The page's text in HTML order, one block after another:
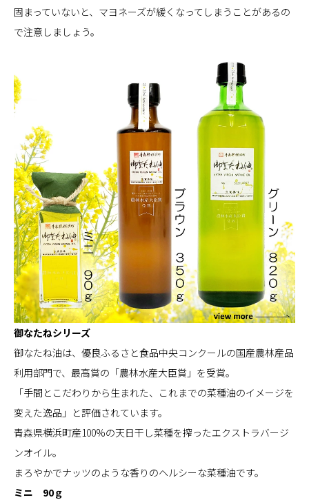
固まっていないと、マヨネーズが緩くなってしまうことがあるの
で注意しましょう。
御なたねシリーズ
御なたね油は、優良ふるさと食品中央コンクールの国産農林産品
利用部門で、最高賞の「農林水産大臣賞」を受賞。
「手間とこだわりから生まれた、これまでの菜種油のイメージを
変えた逸品」と評価されています。
青森県横浜町産100%の天日干し菜種を搾ったエクストラバージ
ンオイル。
まろやかでナッツのような香りのヘルシーな菜種油です。
ミニ 90ｇ